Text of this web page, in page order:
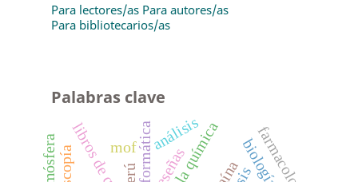
Para lectores/as Para autores/as
Para bibliotecarios/as
Palabras clave
farmacología
reseñas
análisis
atmósfera mof